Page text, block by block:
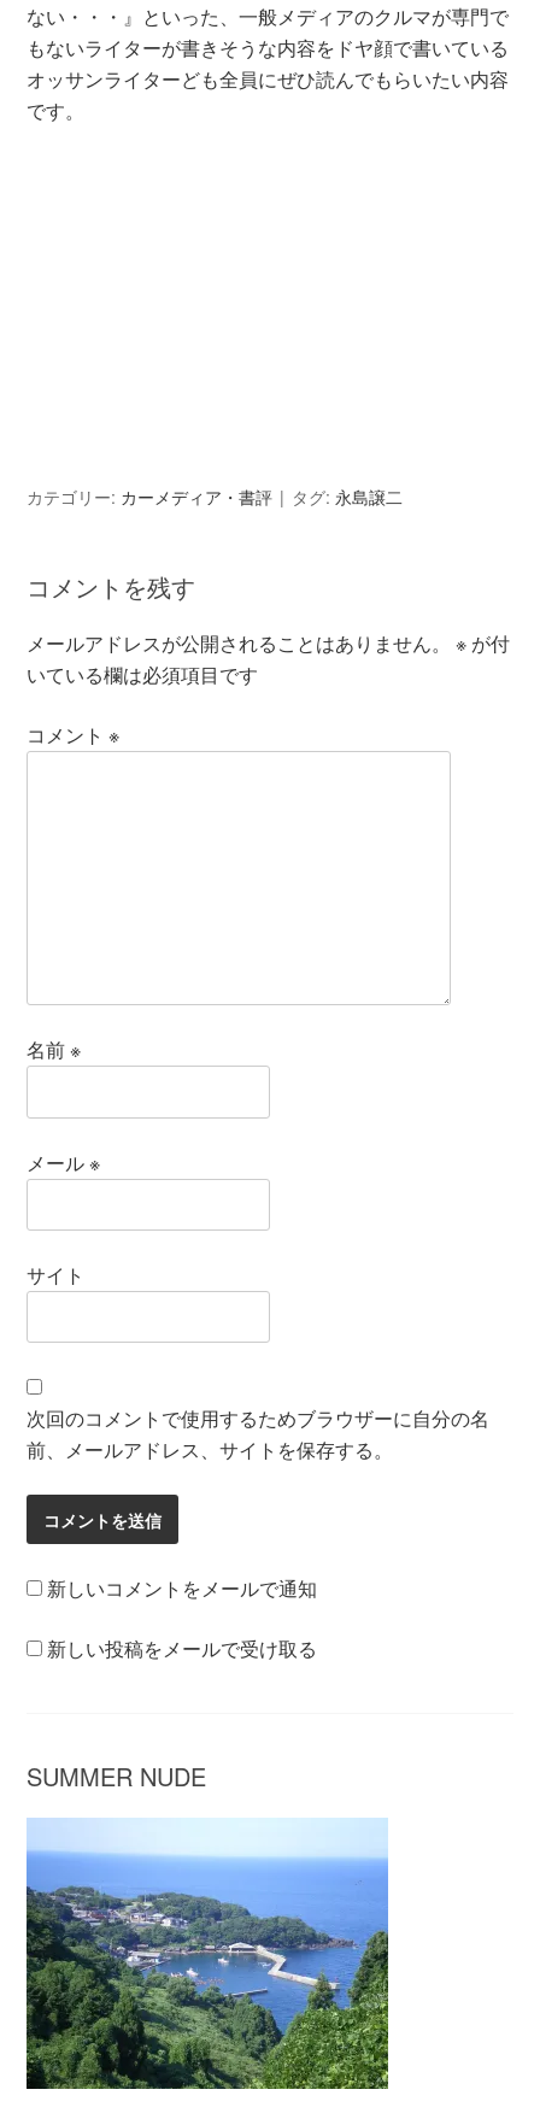
ない・・・』といった、一般メディアのクルマが専門で
もないライターが書きそうな内容をドヤ顔で書いている
オッサンライターども全員にぜひ読んでもらいたい内容
です。
カテゴリー: カーメディア・書評 タグ: 永島譲二
コメントを残す
メールアドレスが公開されることはありません。 ※ が付
いている欄は必須項目です
コメント※
名前※
メール※
サイト
次回のコメントで使用するためブラウザーに自分の名
前、メールアドレス、サイトを保存する。
新しいコメントをメールで通知
新しい投稿をメールで受け取る
SUMMER NUDE